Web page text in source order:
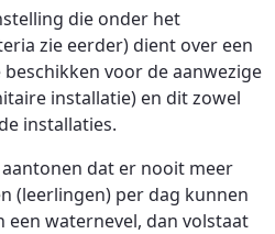
die onder het
zie eerder) dient over een
voor de aanwezige
installatie) en dit zowel
installaties.
dat er nooit meer
(leerlingen) per dag kunnen
waternevel, dan volstaat